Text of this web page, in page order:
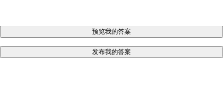
预览我的答案
发布我的答案